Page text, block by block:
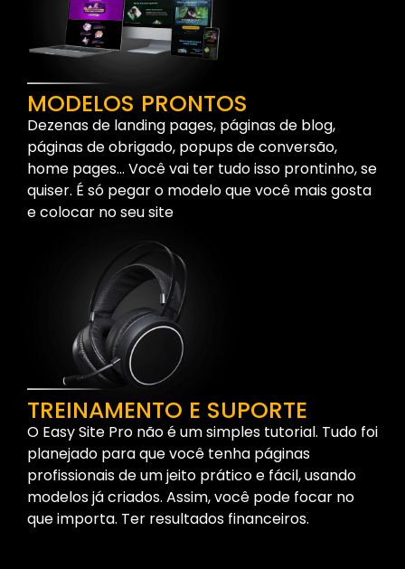
MODELOS PRONTOS
Dezenas de landing pages, páginas de blog,
páginas de obrigado, popups de conversão,
home pages… Você vai ter tudo isso prontinho, se
quiser. É só pegar o modelo que você mais gosta
e colocar no seu site
TREINAMENTO E SUPORTE
O Easy Site Pro não é um simples tutorial. Tudo foi
planejado para que você tenha páginas
profissionais de um jeito prático e fácil, usando
modelos já criados. Assim, você pode focar no
que importa. Ter resultados financeiros.